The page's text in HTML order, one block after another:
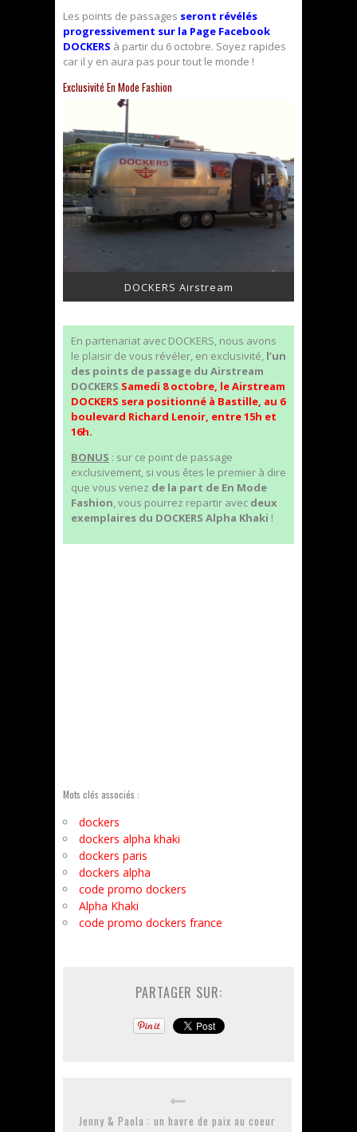
Les points de passages seront révélés
progressivement sur la Page Facebook
DOCKERS à partir du 6 octobre. Soyez rapides
car il y en aura pas pour tout le monde !
Exclusivité En Mode Fashion
DOCKERS Airstream
En partenariat avec DOCKERS, nous avons
le plaisir de vous révéler, en exclusivité, l’un
des points de passage du Airstream
DOCKERS.Samedi 8 octobre, le Airstream
DOCKERS sera positionné à Bastille, au 6
boulevard Richard Lenoir, entre 15h et
16h.
BONUS : sur ce point de passage
exclusivement, si vous êtes le premier à dire
que vous venez de la part de En Mode
Fashion, vous pourrez repartir avec deux
exemplaires du DOCKERS Alpha Khaki !
Mots clés associés :
dockers
dockers alpha khaki
dockers paris
dockers alpha
code promo dockers
Alpha Khaki
code promo dockers france
PARTAGER SUR:
Jenny & Paola : un havre de paix au coeur